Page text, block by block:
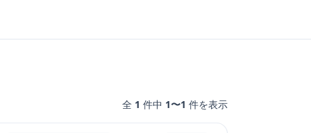
全 1 件中 1〜1 件を表示